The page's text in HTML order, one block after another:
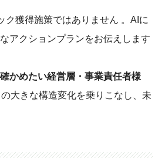
ク獲得施策ではありません 。AIに
アクションプランをお伝えします
かめたい経営層・事業責任者様
大きな構造変化を乗りこなし、未